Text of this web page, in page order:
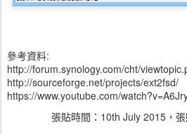
參考資料:
http://forum.synology.com/cht/
http://sourceforge.net/projects/ext2fsd/
https://www.youtube.com/
張貼時間： 10th July 2015，張